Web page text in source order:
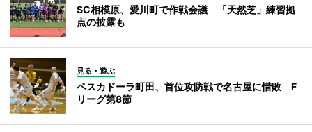
SC相模原、愛川町で作戦会議 「天然芝」練習拠
点の披露も
見る・遊ぶ
ペスカドーラ町田、首位攻防戦で名古屋に惜敗 F
リーグ第8節